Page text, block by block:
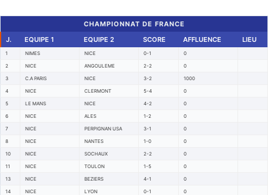
CHAMPIONNAT DE FRANCE
J.
EQUIPE 1 EQUIPE 2 SCORE AFFLUENCE LIEU
1 NIMES NICE 0-1 0
2 NICE ANGOULEME 2-2 0
3 C.A PARIS NICE 3-2 1000
4 NICE CLERMONT 5-4 0
5 LE MANS NICE 4-2 0
6 NICE ALES 1-2 0
7 NICE PERPIGNAN USA 3-1 0
8 NICE NANTES 1-0 0
10 NICE SOCHAUX 2-2 0
11 NICE TOULON 1-5 0
13 NICE BEZIERS 4-1 0
14 NICE LYON 0-1 0